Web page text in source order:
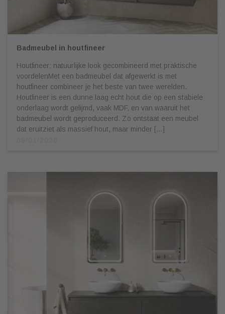
Badmeubel in houtfineer
Houtfineer: natuurlijke look gecombineerd met praktische
voordelenMet een badmeubel dat afgewerkt is met
houtfineer combineer je het beste van twee werelden.
Houtfineer is een dunne laag echt hout die op een stabiele
onderlaag wordt gelijmd, vaak MDF, en van waaruit het
badmeubel wordt geproduceerd. Zo ontstaat een meubel
dat eruitziet als massief hout, maar minder […]